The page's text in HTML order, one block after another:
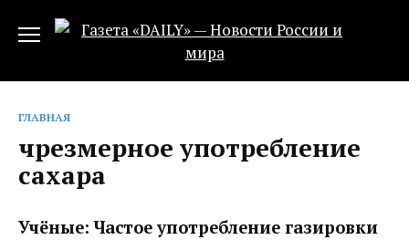
ГЛАВНАЯ
чрезмерное употребление
сахара
Учёные: Частое употребление газировки